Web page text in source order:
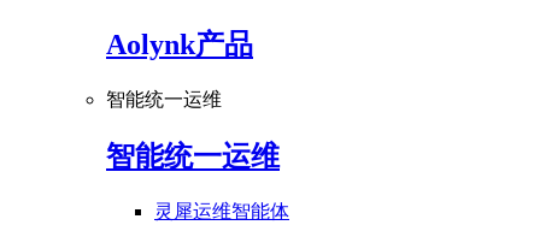
Aolynk产品
智能统一运维
智能统一运维
灵犀运维智能体